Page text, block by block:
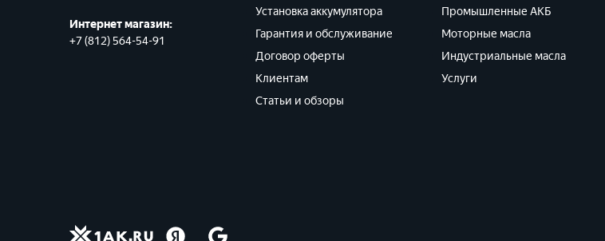
Интернет магазин:
+7 (812) 564-54-91
Установка аккумулятора
Гарантия и обслуживание
Договор оферты
Клиентам
Статьи и обзоры
Промышленные АКБ
Моторные масла
Индустриальные масла
Услуги